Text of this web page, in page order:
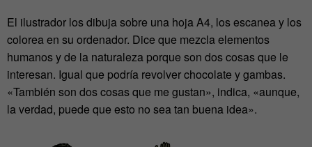
El ilustrador los dibuja sobre una hoja A4, los escanea y los
colorea en su ordenador. Dice que mezcla elementos
humanos y de la naturaleza porque son dos cosas que le
interesan. Igual que podría revolver chocolate y gambas.
«También son dos cosas que me gustan», indica, «aunque,
la verdad, puede que esto no sea tan buena idea».